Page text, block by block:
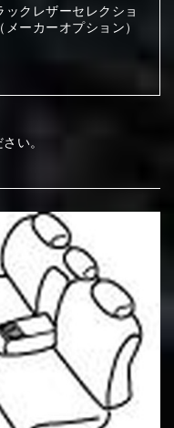
ください。
⑥Yellow
部分にカラ
ださい。
⑥Yellow
場所を選択
③Red
い。
③Light gray
い。
③Light gray
ックレザーセレクショ
メーカーオプション）
い。